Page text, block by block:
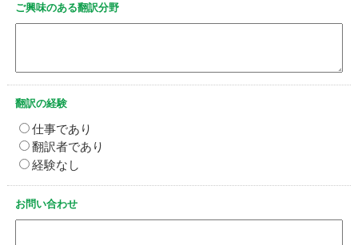
ご興味のある翻訳分野
翻訳の経験
仕事であり
翻訳者であり
経験なし
お問い合わせ